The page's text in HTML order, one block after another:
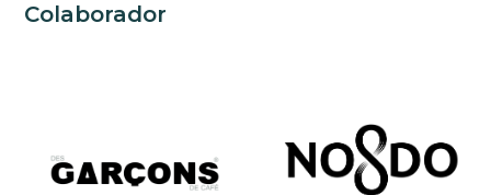
Colaborador